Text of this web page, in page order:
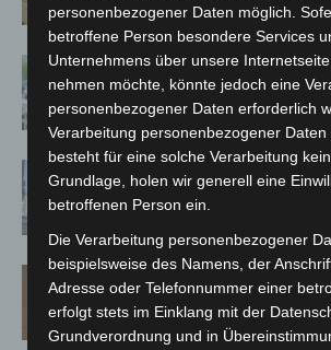
Blaulichtmeile
Polizei, Feuerwehr
hautnah erleben
Haus der Jugend lädt
Freitag in
Late-Zoo im Erlebnis-
Sommerabend mit
personenbezogener Daten möglich.
betroffene Person besondere Services
Unternehmens über unsere
nehmen möchte, könnte jedoch eine
personenbezogener Daten erforderlich
Verarbeitung personenbezogener
besteht für eine solche Verarbeitung
Grundlage, holen wir generell eine
betroffenen Person ein.
Die Verarbeitung personenbezogener
beispielsweise des Namens, der
Adresse oder Telefonnummer einer
erfolgt stets im Einklang mit der
Grundverordnung und in